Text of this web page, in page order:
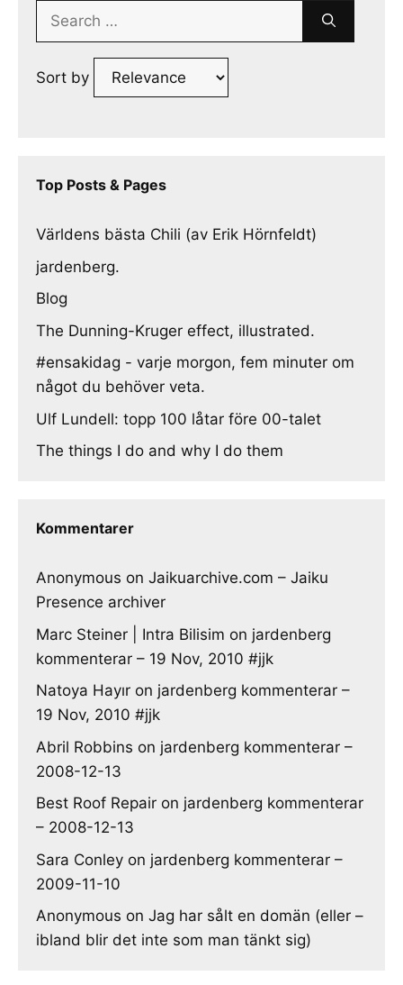
Search
Sort by
Top Posts & Pages
Världens bästa Chili (av Erik Hörnfeldt)
jardenberg.
Blog
The Dunning-Kruger effect, illustrated.
#ensakidag - varje morgon, fem minuter om
något du behöver veta.
Ulf Lundell: topp 100 låtar före 00-talet
The things I do and why I do them
Kommentarer
Anonymous on Jaikuarchive.com – Jaiku
Presence archiver
Marc Steiner | Intra Bilisim on jardenberg
kommenterar – 19 Nov, 2010 #jjk
Natoya Hayır on jardenberg kommenterar –
19 Nov, 2010 #jjk
Abril Robbins on jardenberg kommenterar –
2008-12-13
Best Roof Repair on jardenberg kommenterar
– 2008-12-13
Sara Conley on jardenberg kommenterar –
2009-11-10
Anonymous on Jag har sålt en domän (eller –
ibland blir det inte som man tänkt sig)